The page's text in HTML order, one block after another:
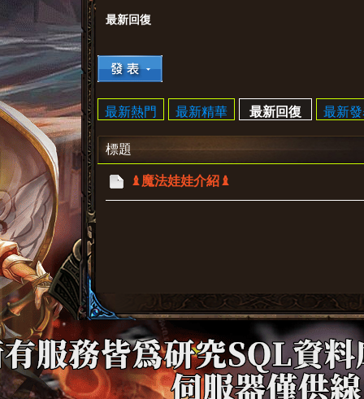
›
最新回復
最新熱門 最新精華 最新回復 最新
標題
♝魔法娃娃介紹♝